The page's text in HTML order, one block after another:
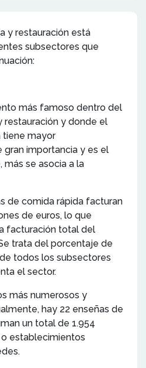
y restauración está
subsectores que
más famoso dentro del
restauración y donde el
tiene mayor
gran importancia y es el
se asocia a la
de comida rápida facturan
de euros, lo que
facturación total del
trata del porcentaje de
todos los subsectores
el sector.
más numerosos y
hay 22 enseñas de
un total de 1.954
establecimientos